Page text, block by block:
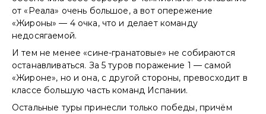
от «Реала» очень большое, а вот опережение
«Жироны» — 4 очка, что и делает команду
недосягаемой.
И тем не менее «сине-гранатовые» не собираются
останавливаться. За 5 туров поражение 1 — самой
«Жироне», но и она, с другой стороны, превосходит в
классе большую часть команд Испании.
Остальные туры принесли только победы, причём